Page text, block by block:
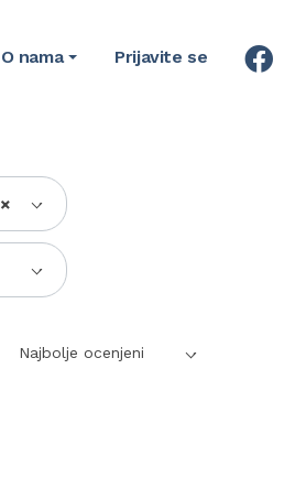
O nama Prijavite se
×
Najbolje ocenjeni